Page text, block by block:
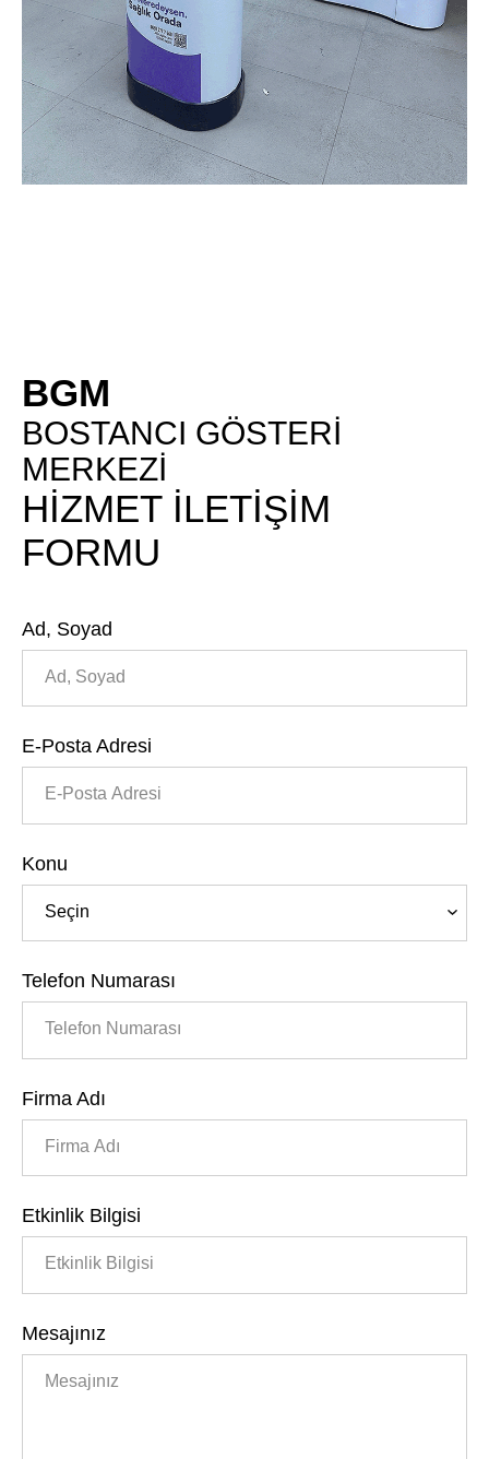
BGM
BOSTANCI GÖSTERİ
MERKEZİ
HİZMET İLETİŞİM
FORMU
Ad, Soyad
E-Posta Adresi
Konu
Telefon Numarası
Firma Adı
Etkinlik Bilgisi
Mesajınız